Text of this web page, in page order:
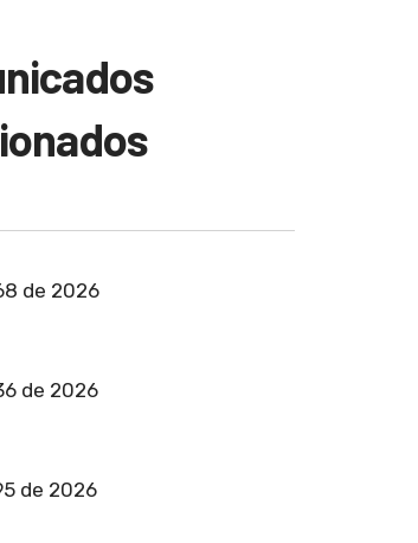
de 2026
de 2026
de 2026